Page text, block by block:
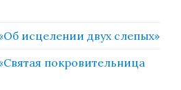
исцелении двух слепых»
покровительница